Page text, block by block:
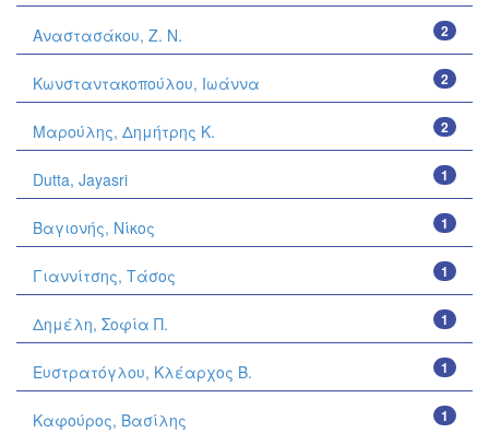
2
Αναστασάκου, Ζ. Ν.
2
Κωνσταντακοπούλου, Ιωάννα
2
Μαρούλης, Δημήτρης Κ.
1
Dutta, Jayasri
1
Βαγιονής, Νίκος
1
Γιαννίτσης, Τάσος
1
Δημέλη, Σοφία Π.
1
Ευστρατόγλου, Κλέαρχος Β.
1
Καφούρος, Βασίλης